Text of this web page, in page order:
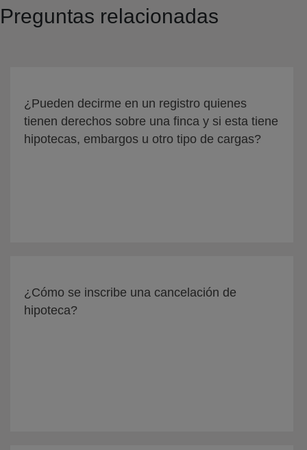
Preguntas relacionadas
¿Pueden decirme en un registro quienes
tienen derechos sobre una finca y si esta tiene
hipotecas, embargos u otro tipo de cargas?
¿Cómo se inscribe una cancelación de
hipoteca?